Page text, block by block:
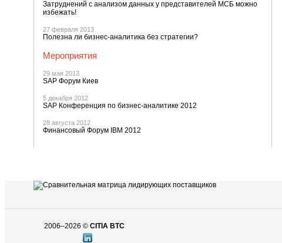
Затруднений с анализом данных у представителей МСБ можно
избежать!
27 февраля 2013
Полезна ли бизнес-аналитика без стратегии?
Мероприятия
29 мая 2013
SAP Форум Киев
5 декабря 2012
SAP Конференция по бизнес-аналитике 2012
28 августа 2012
Финансовый Форум IBM 2012
2006–2026 © CITIA BTC